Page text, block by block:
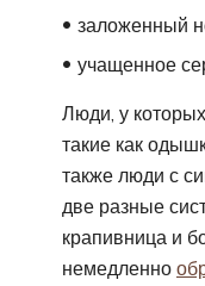
заложенный
учащенное
Люди, у
такие как
также люди с
две разные
крапивница и
немедленно